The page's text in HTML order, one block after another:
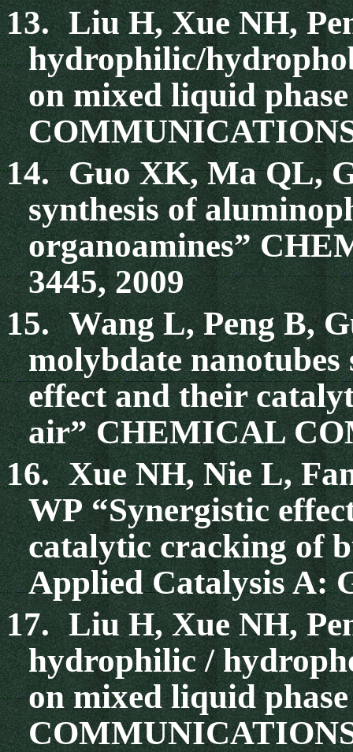
13. Liu H, Xue NH,
hydrophilic/
on mixed liquid
14. Guo XK, Ma QL,
synthesis of
organoamines”
3445, 2009
15. Wang L, Peng B,
molybdate
effect and their
air” CHEMICAL
16. Xue NH, Nie L,
WP “Synergistic
catalytic cracking of
Applied Catalysis A:
17. Liu H, Xue NH,
hydrophilic /
on mixed liquid